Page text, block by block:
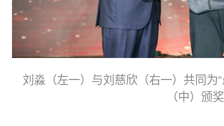
刘淼（左一）与刘慈欣（右一）共同为
（中）颁奖